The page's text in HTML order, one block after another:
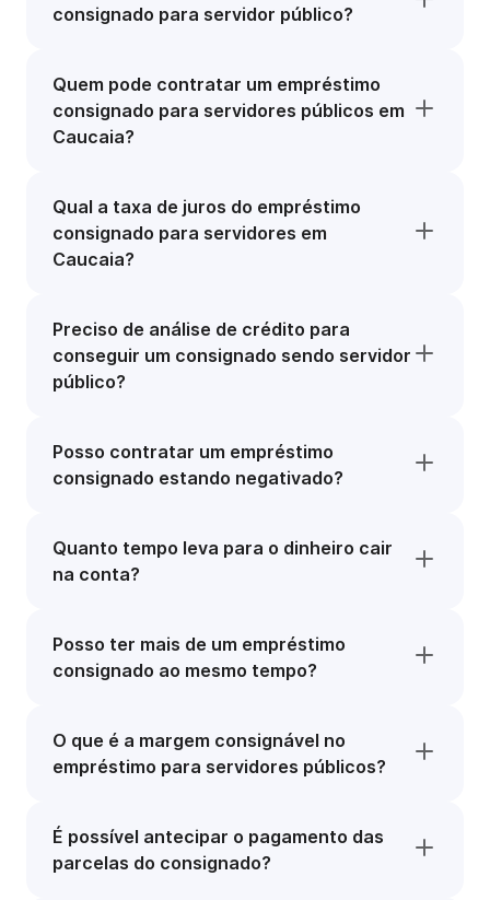
consignado para servidor público?
Quem pode contratar um empréstimo
consignado para servidores públicos em
Caucaia?
Qual a taxa de juros do empréstimo
consignado para servidores em
Caucaia?
Preciso de análise de crédito para
conseguir um consignado sendo servidor
público?
Posso contratar um empréstimo
consignado estando negativado?
Quanto tempo leva para o dinheiro cair
na conta?
Posso ter mais de um empréstimo
consignado ao mesmo tempo?
O que é a margem consignável no
empréstimo para servidores públicos?
É possível antecipar o pagamento das
parcelas do consignado?